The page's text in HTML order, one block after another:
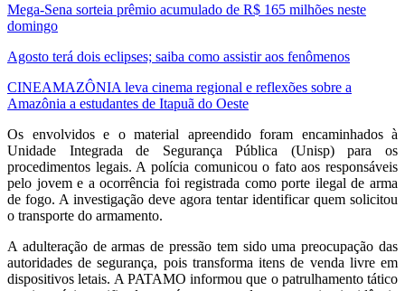
Mega-Sena sorteia prêmio acumulado de R$ 165 milhões neste
domingo
Agosto terá dois eclipses; saiba como assistir aos fenômenos
CINEAMAZÔNIA leva cinema regional e reflexões sobre a
Amazônia a estudantes de Itapuã do Oeste
Os envolvidos e o material apreendido foram encaminhados à
Unidade Integrada de Segurança Pública (Unisp) para os
procedimentos legais. A polícia comunicou o fato aos responsáveis
pelo jovem e a ocorrência foi registrada como porte ilegal de arma
de fogo. A investigação deve agora tentar identificar quem solicitou
o transporte do armamento.
A adulteração de armas de pressão tem sido uma preocupação das
autoridades de segurança, pois transforma itens de venda livre em
dispositivos letais. A PATAMO informou que o patrulhamento tático